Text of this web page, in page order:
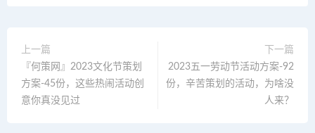
上一篇
『何策网』2023文化节策划
方案-45份，这些热闹活动创
意你真没见过
下一篇
2023五一劳动节活动方案-92
份，辛苦策划的活动，为啥没
人来？